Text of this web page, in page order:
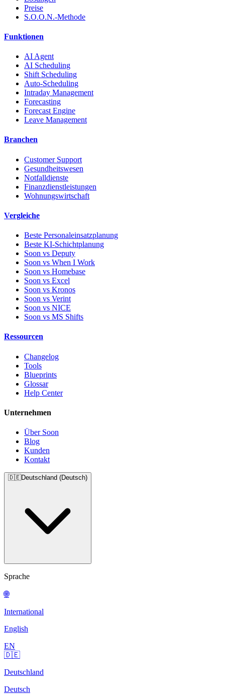
Preise
S.O.O.N.-Methode
Funktionen
AI Agent
AI Scheduling
Shift Scheduling
Auto-Scheduling
Intraday Management
Forecasting
Forecast Engine
Leave Management
Branchen
Customer Support
Gesundheitswesen
Notfalldienste
Finanzdienstleistungen
Wohnungswirtschaft
Vergleiche
Beste Personaleinsatzplanung
Beste KI-Schichtplanung
Soon vs Deputy
Soon vs When I Work
Soon vs Homebase
Soon vs Excel
Soon vs Kronos
Soon vs Verint
Soon vs NICE
Soon vs MS Shifts
Ressourcen
Changelog
Tools
Blueprints
Glossar
Help Center
Unternehmen
Über Soon
Blog
Kunden
Kontakt
🇩🇪Deutschland (Deutsch)
Sprache
🌐
International
English
EN
🇩🇪
Deutschland
Deutsch